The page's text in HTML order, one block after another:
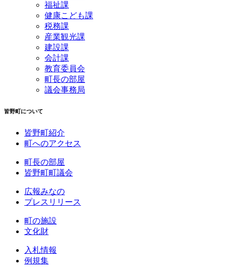
福祉課
健康こども課
税務課
産業観光課
建設課
会計課
教育委員会
町長の部屋
議会事務局
皆野町について
皆野町紹介
町へのアクセス
町長の部屋
皆野町町議会
広報みなの
プレスリリース
町の施設
文化財
入札情報
例規集